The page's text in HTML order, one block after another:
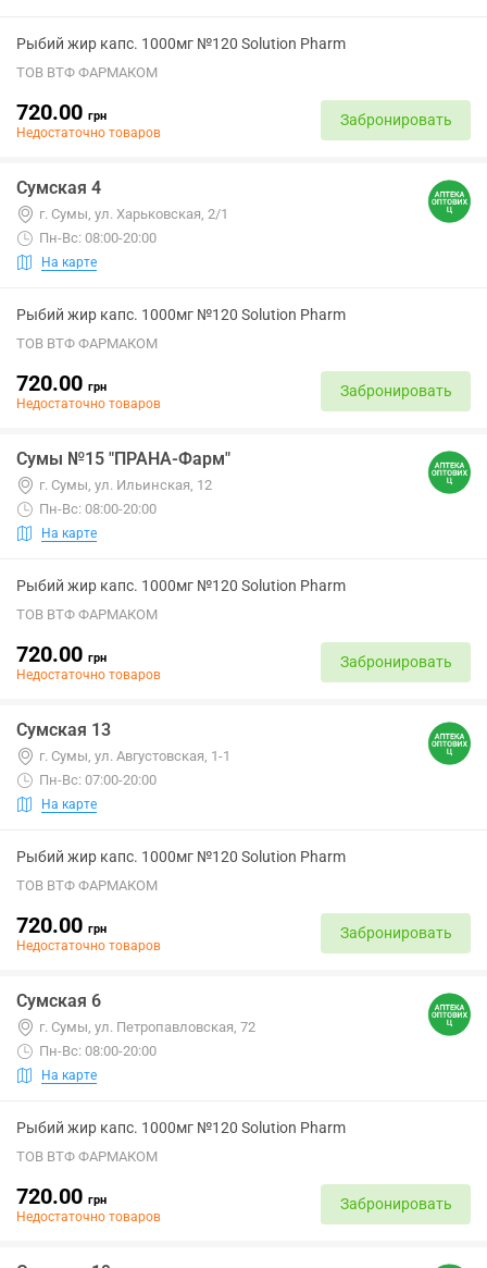
Рыбий жир капс. 1000мг №120 Solution Pharm
ТОВ ВТФ ФАРМАКОМ
720.00 грн
Недостаточно товаров
Забронировать
Сумская 4
г. Сумы, ул. Харьковская, 2/1
Пн-Вс: 08:00-20:00
На карте
Рыбий жир капс. 1000мг №120 Solution Pharm
ТОВ ВТФ ФАРМАКОМ
720.00 грн
Недостаточно товаров
Забронировать
Сумы №15 "ПРАНА-Фарм"
г. Сумы, ул. Ильинская, 12
Пн-Вс: 08:00-20:00
На карте
Рыбий жир капс. 1000мг №120 Solution Pharm
ТОВ ВТФ ФАРМАКОМ
720.00 грн
Недостаточно товаров
Забронировать
Сумская 13
г. Сумы, ул. Августовская, 1-1
Пн-Вс: 07:00-20:00
На карте
Рыбий жир капс. 1000мг №120 Solution Pharm
ТОВ ВТФ ФАРМАКОМ
720.00 грн
Недостаточно товаров
Забронировать
Сумская 6
г. Сумы, ул. Петропавловская, 72
Пн-Вс: 08:00-20:00
На карте
Рыбий жир капс. 1000мг №120 Solution Pharm
ТОВ ВТФ ФАРМАКОМ
720.00 грн
Недостаточно товаров
Забронировать